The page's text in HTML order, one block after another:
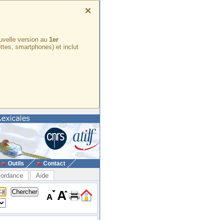
×
version au 1er
smartphones) et inclut
Outils Contact
Aide